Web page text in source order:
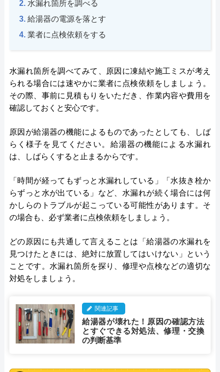
水漏れ箇所を調べる
給湯器の電源を落とす
業者に点検依頼をする
水漏れ箇所を調べてみて、原因に凍結や施工ミスが考え
られる場合には速やかに業者に点検依頼をしましょう。
その際、事前に見積もりをいただき、作業内容や費用を
確認しておくと安心です。
原因が給湯器の機能によるものであったとしても、しば
らく様子を見てください。給湯器の機能による水漏れ
は、しばらくすると止まるからです。
「時間が経ってもずっと水漏れしている」「水抜き栓か
らずっと水が出ている」など、水漏れが続く場合には何
かしらのトラブルが起こっている可能性があります。そ
の場合も、必ず業者に点検依頼をしましょう。
どの原因にも共通して言えることは「給湯器の水漏れを
見つけたときには、絶対に放置してはいけない」という
ことです。水漏れ箇所を探り、修理や点検などの適切な
対処をしましょう。
関連記事
給湯器が壊れた！原因の確認方法
とすぐできる対処法、修理・交換
の判断基準